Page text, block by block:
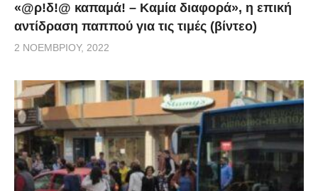
«@ρ!δ!@ καπαμά! – Καμία διαφορά», η επική
αντίδραση παππού για τις τιμές (βίντεο)
2 ΝΟΕΜΒΡΊΟΥ, 2022